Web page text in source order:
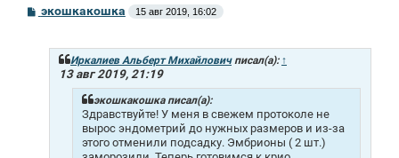
Сэкошкакошка 15 авг 2019, 16:02
Иркалиев Альберт Михайловичписал(а): ↑
13 авг 2019, 21:19
экошкакошка писал(а):
Здравствуйте! У меня в свежем протоколе не
вырос эндометрий до нужных размеров и из-за
этого отменили подсадку. Эмбрионы ( 2 шт.)